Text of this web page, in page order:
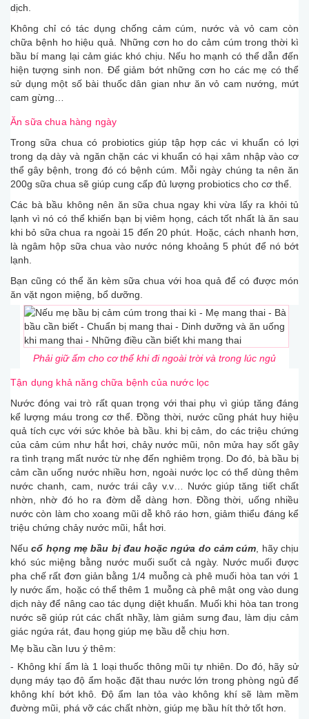
dịch.
Không chỉ có tác dụng chống cảm cúm, nước và vỏ cam còn
chữa bệnh ho hiệu quả. Những cơn ho do cảm cúm trong thời kì
bầu bí mang lại cảm giác khó chịu. Nếu ho mạnh có thể dẫn đến
hiện tượng sinh non. Để giảm bớt những cơn ho các mẹ có thể
sử dụng một số bài thuốc dân gian như ăn vỏ cam nướng, mứt
cam gừng…
Ăn sữa chua hàng ngày
Trong sữa chua có probiotics giúp tập hợp các vi khuẩn có lợi
trong dạ dày và ngăn chặn các vi khuẩn có hại xâm nhập vào cơ
thể gây bệnh, trong đó có bệnh cúm. Mỗi ngày chúng ta nên ăn
200g sữa chua sẽ giúp cung cấp đủ lượng probiotics cho cơ thể.
Các bà bầu không nên ăn sữa chua ngay khi vừa lấy ra khỏi tủ
lạnh vì nó có thể khiến bạn bị viêm họng, cách tốt nhất là ăn sau
khi bỏ sữa chua ra ngoài 15 đến 20 phút. Hoặc, cách nhanh hơn,
là ngâm hộp sữa chua vào nước nóng khoảng 5 phút để nó bớt
lạnh.
Bạn cũng có thể ăn kèm sữa chua với hoa quả để có được món
ăn vặt ngon miệng, bổ dưỡng.
Phải giữ ấm cho cơ thể khi đi ngoài trời và trong lúc ngủ
Tận dụng khả năng chữa bệnh của nước lọc
Nước đóng vai trò rất quan trọng với thai phụ vì giúp tăng đáng
kể lượng máu trong cơ thể. Đồng thời, nước cũng phát huy hiệu
quả tích cực với sức khỏe bà bầu. khi bị cảm, do các triệu chứng
của cảm cúm như hắt hơi, chảy nước mũi, nôn mửa hay sốt gây
ra tình trạng mất nước từ nhẹ đến nghiêm trọng. Do đó, bà bầu bị
cảm cần uống nước nhiều hơn, ngoài nước lọc có thể dùng thêm
nước chanh, cam, nước trái cây v.v… Nước giúp tăng tiết chất
nhờn, nhờ đó ho ra đờm dễ dàng hơn. Đồng thời, uống nhiều
nước còn làm cho xoang mũi dễ khô ráo hơn, giảm thiểu đáng kể
triệu chứng chảy nước mũi, hắt hơi.
Nếu cổ họng mẹ bầu bị đau hoặc ngứa do cảm cúm , hãy chịu
khó súc miệng bằng nước muối suốt cả ngày. Nước muối được
pha chế rất đơn giản bằng 1/4 muỗng cà phê muối hòa tan với 1
ly nước ấm, hoặc có thể thêm 1 muỗng cà phê mật ong vào dung
dịch này để nâng cao tác dụng diệt khuẩn. Muối khi hòa tan trong
nước sẽ giúp rút các chất nhầy, làm giảm sưng đau, làm dịu cảm
giác ngứa rát, đau họng giúp mẹ bầu dễ chịu hơn.
Mẹ bầu cần lưu ý thêm:
- Không khí ẩm là 1 loại thuốc thông mũi tự nhiên. Do đó, hãy sử
dụng máy tạo độ ẩm hoặc đặt thau nước lớn trong phòng ngủ để
không khí bớt khô. Độ ẩm lan tỏa vào không khí sẽ làm mềm
đường mũi, phá vỡ các chất nhờn, giúp mẹ bầu hít thở tốt hơn.